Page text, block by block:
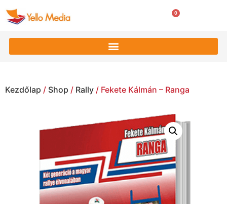
0
Kezdőlap / Shop / Rally / Fekete Kálmán – Ranga